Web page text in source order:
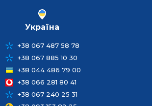
Україна
+38 067 487 58 78
+38 067 885 10 30
+38 044 486 79 00
+38 066 281 80 41
+38 067 240 25 31